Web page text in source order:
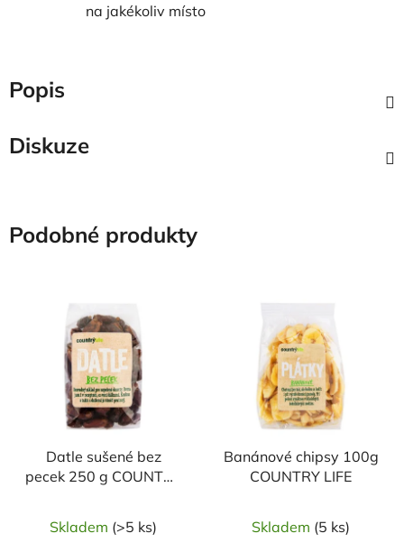
na jakékoliv místo
Popis
Diskuze
Podobné produkty
Datle sušené bez
pecek 250 g COUNTRY
Skladem (>5 ks)
Banánové chipsy 100g
COUNTRY LIFE
Skladem (5 ks)